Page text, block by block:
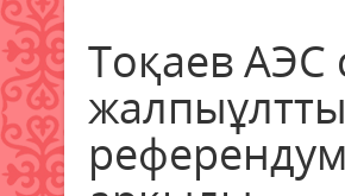
Тоқаев АЭС
референдум